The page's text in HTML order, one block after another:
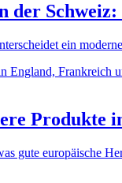
der
ein
Produkte
gute europäische